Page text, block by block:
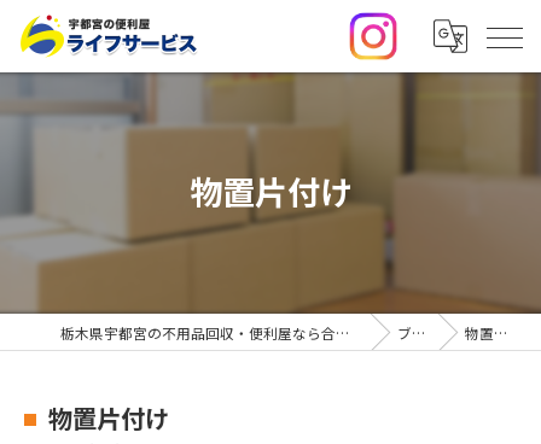
物置片付け
栃木県宇都宮の不用品回収・便利屋なら合同会社ライフサービス ブログ 物置片付け
物置片付け